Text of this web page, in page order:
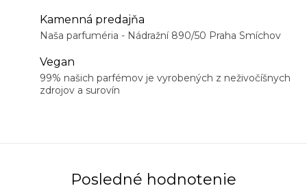
Kamenná predajňa
Naša parfuméria - Nádražní 890/50 Praha Smíchov
Vegan
99% našich parfémov je vyrobených z neživočíšnych
zdrojov a surovín
Posledné hodnotenie